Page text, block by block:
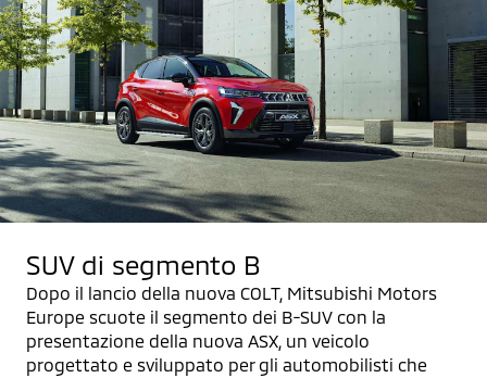
SUV di segmento B
Dopo il lancio della nuova COLT, Mitsubishi Motors
Europe scuote il segmento dei B-SUV con la
presentazione della nuova ASX, un veicolo
progettato e sviluppato per gli automobilisti che